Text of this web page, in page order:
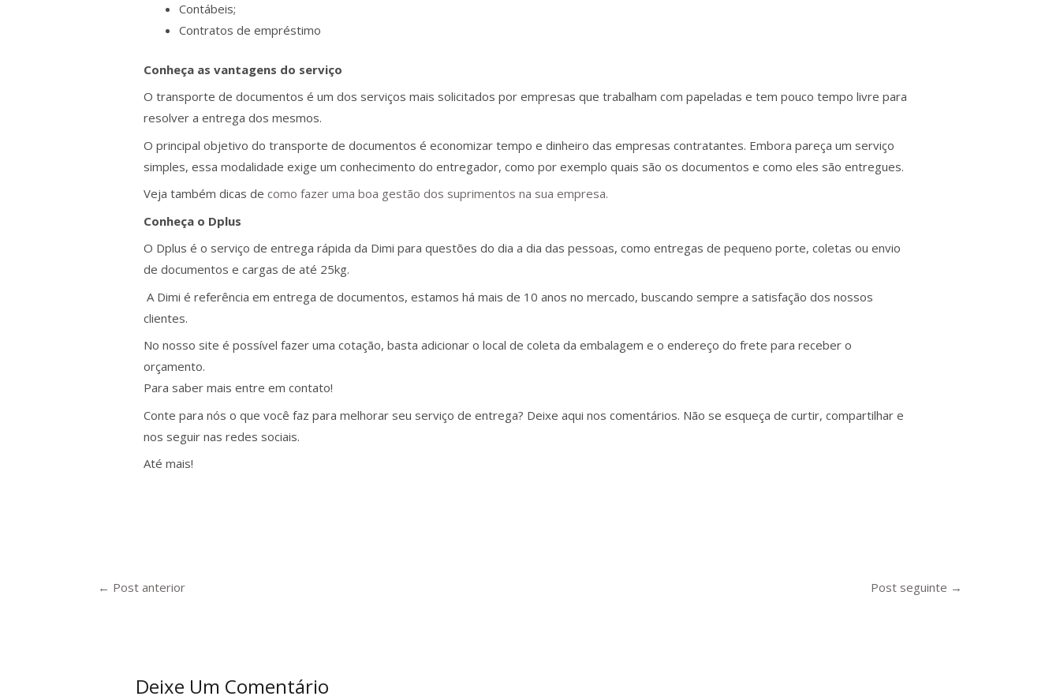
Contábeis;
Contratos de empréstimo
Conheça as vantagens do serviço
O transporte de documentos é um dos serviços mais solicitados por empresas que trabalham com papeladas e tem pouco tempo livre para
resolver a entrega dos mesmos.
O principal objetivo do transporte de documentos é economizar tempo e dinheiro das empresas contratantes. Embora pareça um serviço
simples, essa modalidade exige um conhecimento do entregador, como por exemplo quais são os documentos e como eles são entregues.
Veja também dicas decomo fazer uma boa gestão dos suprimentos na sua empresa.
Conheça o Dplus
O Dplus é o serviço de entrega rápida da Dimi para questões do dia a dia das pessoas, como entregas de pequeno porte, coletas ou envio
de documentos e cargas de até 25kg.
A Dimi é referência em entrega de documentos, estamos há mais de 10 anos no mercado, buscando sempre a satisfação dos nossos
clientes.
No nosso site é possível fazer uma cotação, basta adicionar o local de coleta da embalagem e o endereço do frete para receber o
orçamento.
Para saber mais entre em contato!
Conte para nós o que você faz para melhorar seu serviço de entrega? Deixe aqui nos comentários. Não se esqueça de curtir, compartilhar e
nos seguir nas redes sociais.
Até mais!
← Post anterior Post seguinte →
Deixe Um Comentário